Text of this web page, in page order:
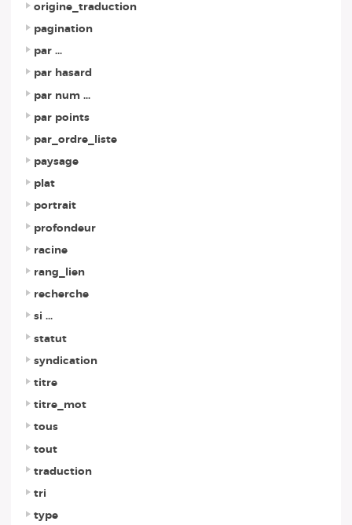
origine_traduction
pagination
par ...
par hasard
par num ...
par points
par_ordre_liste
paysage
plat
portrait
profondeur
racine
rang_lien
recherche
si ...
statut
syndication
titre
titre_mot
tous
tout
traduction
tri
type